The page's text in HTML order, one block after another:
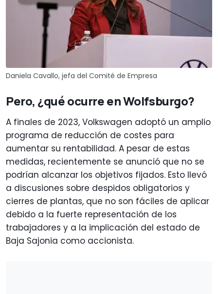
Daniela Cavallo, jefa del Comité de Empresa
Pero, ¿qué ocurre en Wolfsburgo?
A finales de 2023, Volkswagen adoptó un amplio
programa de reducción de costes para
aumentar su rentabilidad. A pesar de estas
medidas, recientemente se anunció que no se
podrían alcanzar los objetivos fijados. Esto llevó
a discusiones sobre despidos obligatorios y
cierres de plantas, que no son fáciles de aplicar
debido a la fuerte representación de los
trabajadores y a la implicación del estado de
Baja Sajonia como accionista.